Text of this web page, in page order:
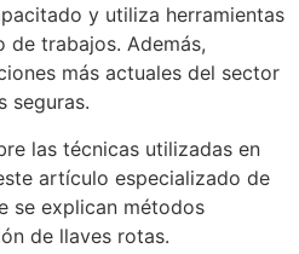
y utiliza herramientas
de trabajos. Además,
más actuales del sector
seguras.
las técnicas utilizadas en
artículo especializado de
se explican métodos
de llaves rotas.